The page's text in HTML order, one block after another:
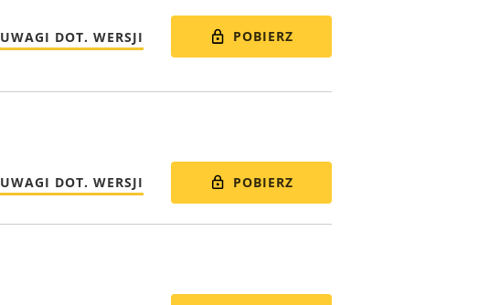
UWAGI DOT. WERSJI POBIERZ
UWAGI DOT. WERSJI POBIERZ